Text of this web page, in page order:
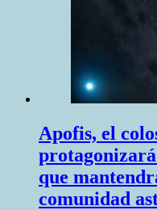
Apofis, el
que
comunidad